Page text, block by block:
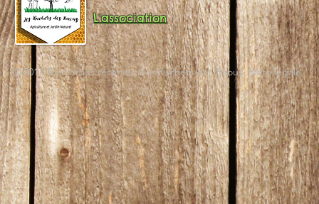
L'association
© 2017 Tous droits réservés. Les Ruchers des Baous. Note légale